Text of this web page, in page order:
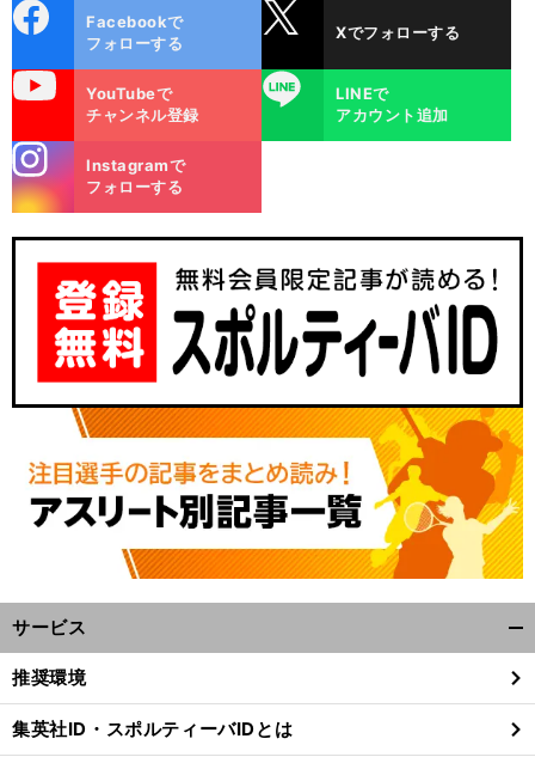
ok
Facebookで
フォローする
Xでフォローする
YouTubeで
チャンネル登録
LINE
LINEで
アカウント追加
m
Instagramで
フォローする
サービス
閉
る
推奨環境
集英社ID・スポルティーバIDとは